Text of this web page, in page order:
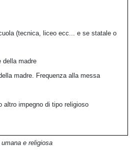
(tecnica, liceo ecc... e se statale o
della madre
madre. Frequenza alla messa
altro impegno di tipo religioso
e religiosa